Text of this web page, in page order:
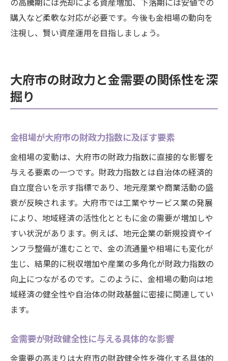
購入など柔軟な対応が必要です。今後も金相場の動向を
注視し、賢い資産運用を目指しましょう。
大府市の財政力と金需要の関係性を深
掘り
金相場が大府市の財政力指数に及ぼす要素
金相場の変動は、大府市の財政力指数に直接的な影響を
与える要素の一つです。財政力指数とは自治体の経済的
自立度合いを示す指標であり、地元産業や商業活動の盛
衰が反映されます。大府市では工業やサービス業の発展
により、地域経済の活性化とともに金の需要が増加しや
すい状況があります。例えば、地元企業の新規投資やイ
ンフラ整備が進むことで、金の流通量や相場にも変化が
生じ、結果的に税収増加や産業の多角化が財政力指数の
向上につながるのです。このように、金相場の動向は地
域経済の健全性や自治体の財政基盤に密接に関連してい
ます。
金需要が財政健全性に与える具体的な影響
金需要の高まりは大府市の財政健全性を強化する具体的